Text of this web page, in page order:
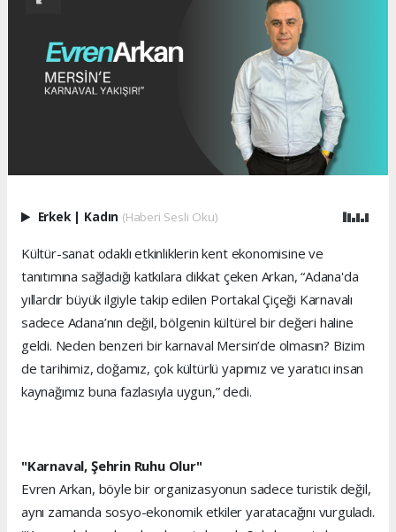
Erkek | Kadın (Haberi Sesli Oku)
Kültür-sanat odaklı etkinliklerin kent ekonomisine ve
tanıtımına sağladığı katkılara dikkat çeken Arkan, “Adana'da
yıllardır büyük ilgiyle takip edilen Portakal Çiçeği Karnavalı
sadece Adana’nın değil, bölgenin kültürel bir değeri haline
geldi. Neden benzeri bir karnaval Mersin’de olmasın? Bizim
de tarihimiz, doğamız, çok kültürlü yapımız ve yaratıcı insan
kaynağımız buna fazlasıyla uygun,” dedi.
"Karnaval, Şehrin Ruhu Olur"
Evren Arkan, böyle bir organizasyonun sadece turistik değil,
aynı zamanda sosyo-ekonomik etkiler yaratacağını vurguladı.